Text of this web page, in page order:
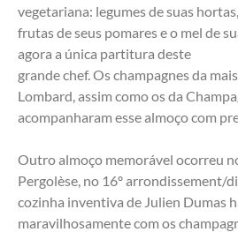
vegetariana: legumes de suas hortas,
frutas de seus pomares e o mel de
agora a única partitura deste
grande chef. Os champagnes da
Lombard, assim como os da
acompanharam esse almoço com
Outro almoço memorável ocorreu
Pergolèse, no 16º arrondissement/
cozinha inventiva de Julien Dumas
maravilhosamente com os